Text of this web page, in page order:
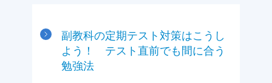
副教科の定期テスト対策はこうし
よう！ テスト直前でも間に合う
勉強法